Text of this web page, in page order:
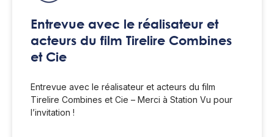
Entrevue avec le réalisateur et
acteurs du film Tirelire Combines
et Cie
Entrevue avec le réalisateur et acteurs du film
Tirelire Combines et Cie – Merci à Station Vu pour
l’invitation !